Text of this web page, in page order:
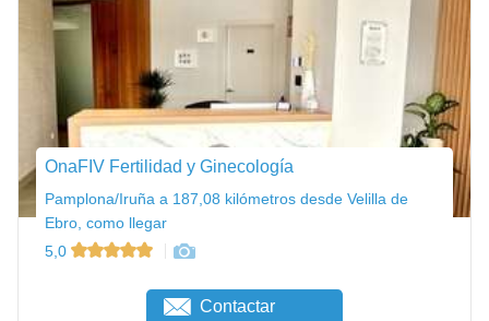
OnaFIV Fertilidad y Ginecología
Pamplona/Iruña a 187,08 kilómetros desde Velilla de
Ebro, como llegar
5,0
Contactar